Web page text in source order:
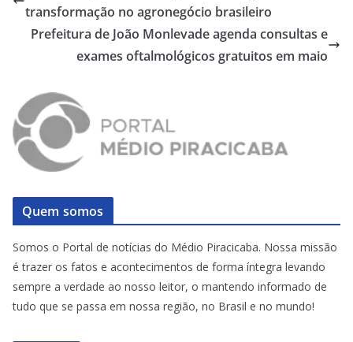
transformação no agronegócio brasileiro
Prefeitura de João Monlevade agenda consultas e
exames oftalmológicos gratuitos em maio
Quem somos
Somos o Portal de notícias do Médio Piracicaba. Nossa missão
é trazer os fatos e acontecimentos de forma íntegra levando
sempre a verdade ao nosso leitor, o mantendo informado de
tudo que se passa em nossa região, no Brasil e no mundo!